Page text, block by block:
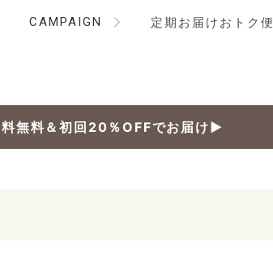
CAMPAIGN 定期お届けおトク便
料無料＆初回20％OFFでお届け▶